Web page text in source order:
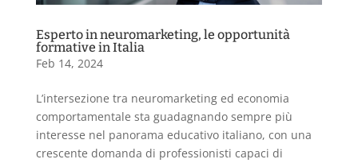
Esperto in neuromarketing, le opportunità
formative in Italia
Feb 14, 2024
L’intersezione tra neuromarketing ed economia
comportamentale sta guadagnando sempre più
interesse nel panorama educativo italiano, con una
crescente domanda di professionisti capaci di